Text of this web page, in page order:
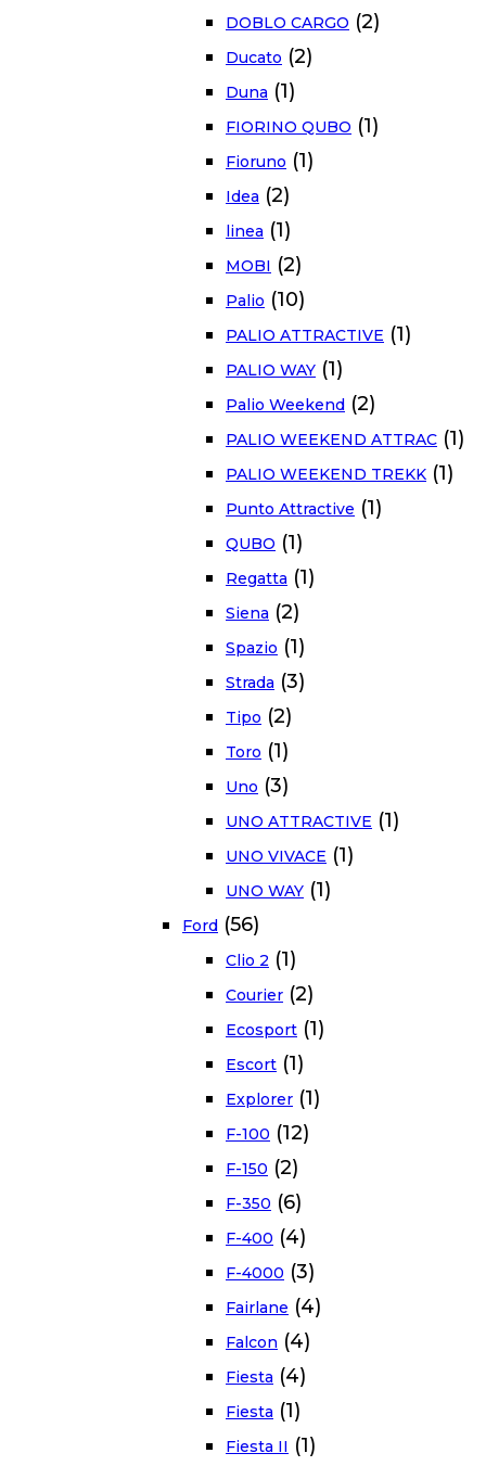
DOBLO CARGO (2)
Ducato (2)
Duna (1)
FIORINO QUBO (1)
Fioruno (1)
Idea (2)
linea (1)
MOBI (2)
Palio (10)
PALIO ATTRACTIVE (1)
PALIO WAY (1)
Palio Weekend (2)
PALIO WEEKEND ATTRAC (1)
PALIO WEEKEND TREKK (1)
Punto Attractive (1)
QUBO (1)
Regatta (1)
Siena (2)
Spazio (1)
Strada (3)
Tipo (2)
Toro (1)
Uno (3)
UNO ATTRACTIVE (1)
UNO VIVACE (1)
UNO WAY (1)
Ford (56)
Clio 2 (1)
Courier (2)
Ecosport (1)
Escort (1)
Explorer (1)
F-100 (12)
F-150 (2)
F-350 (6)
F-400 (4)
F-4000 (3)
Fairlane (4)
Falcon (4)
Fiesta (4)
Fiesta (1)
Fiesta II (1)